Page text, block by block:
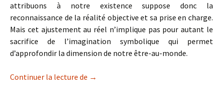
attribuons à notre existence suppose donc la
reconnaissance de la réalité objective et sa prise en charge.
Mais cet ajustement au réel n’implique pas pour autant le
sacrifice de l’imagination symbolique qui permet
d’approfondir la dimension de notre être-au-monde.
Continuer la lecture de Le régime imaginaire de l’existence
→